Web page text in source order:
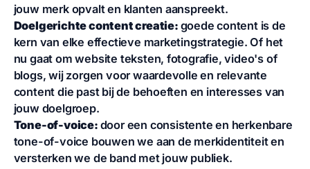
jouw merk opvalt en klanten aanspreekt.
Doelgerichte content creatie: goede content is de
kern van elke effectieve marketingstrategie. Of het
nu gaat om website teksten, fotografie, video's of
blogs, wij zorgen voor waardevolle en relevante
content die past bij de behoeften en interesses van
jouw doelgroep.
Tone-of-voice: door een consistente en herkenbare
tone-of-voice bouwen we aan de merkidentiteit en
versterken we de band met jouw publiek.